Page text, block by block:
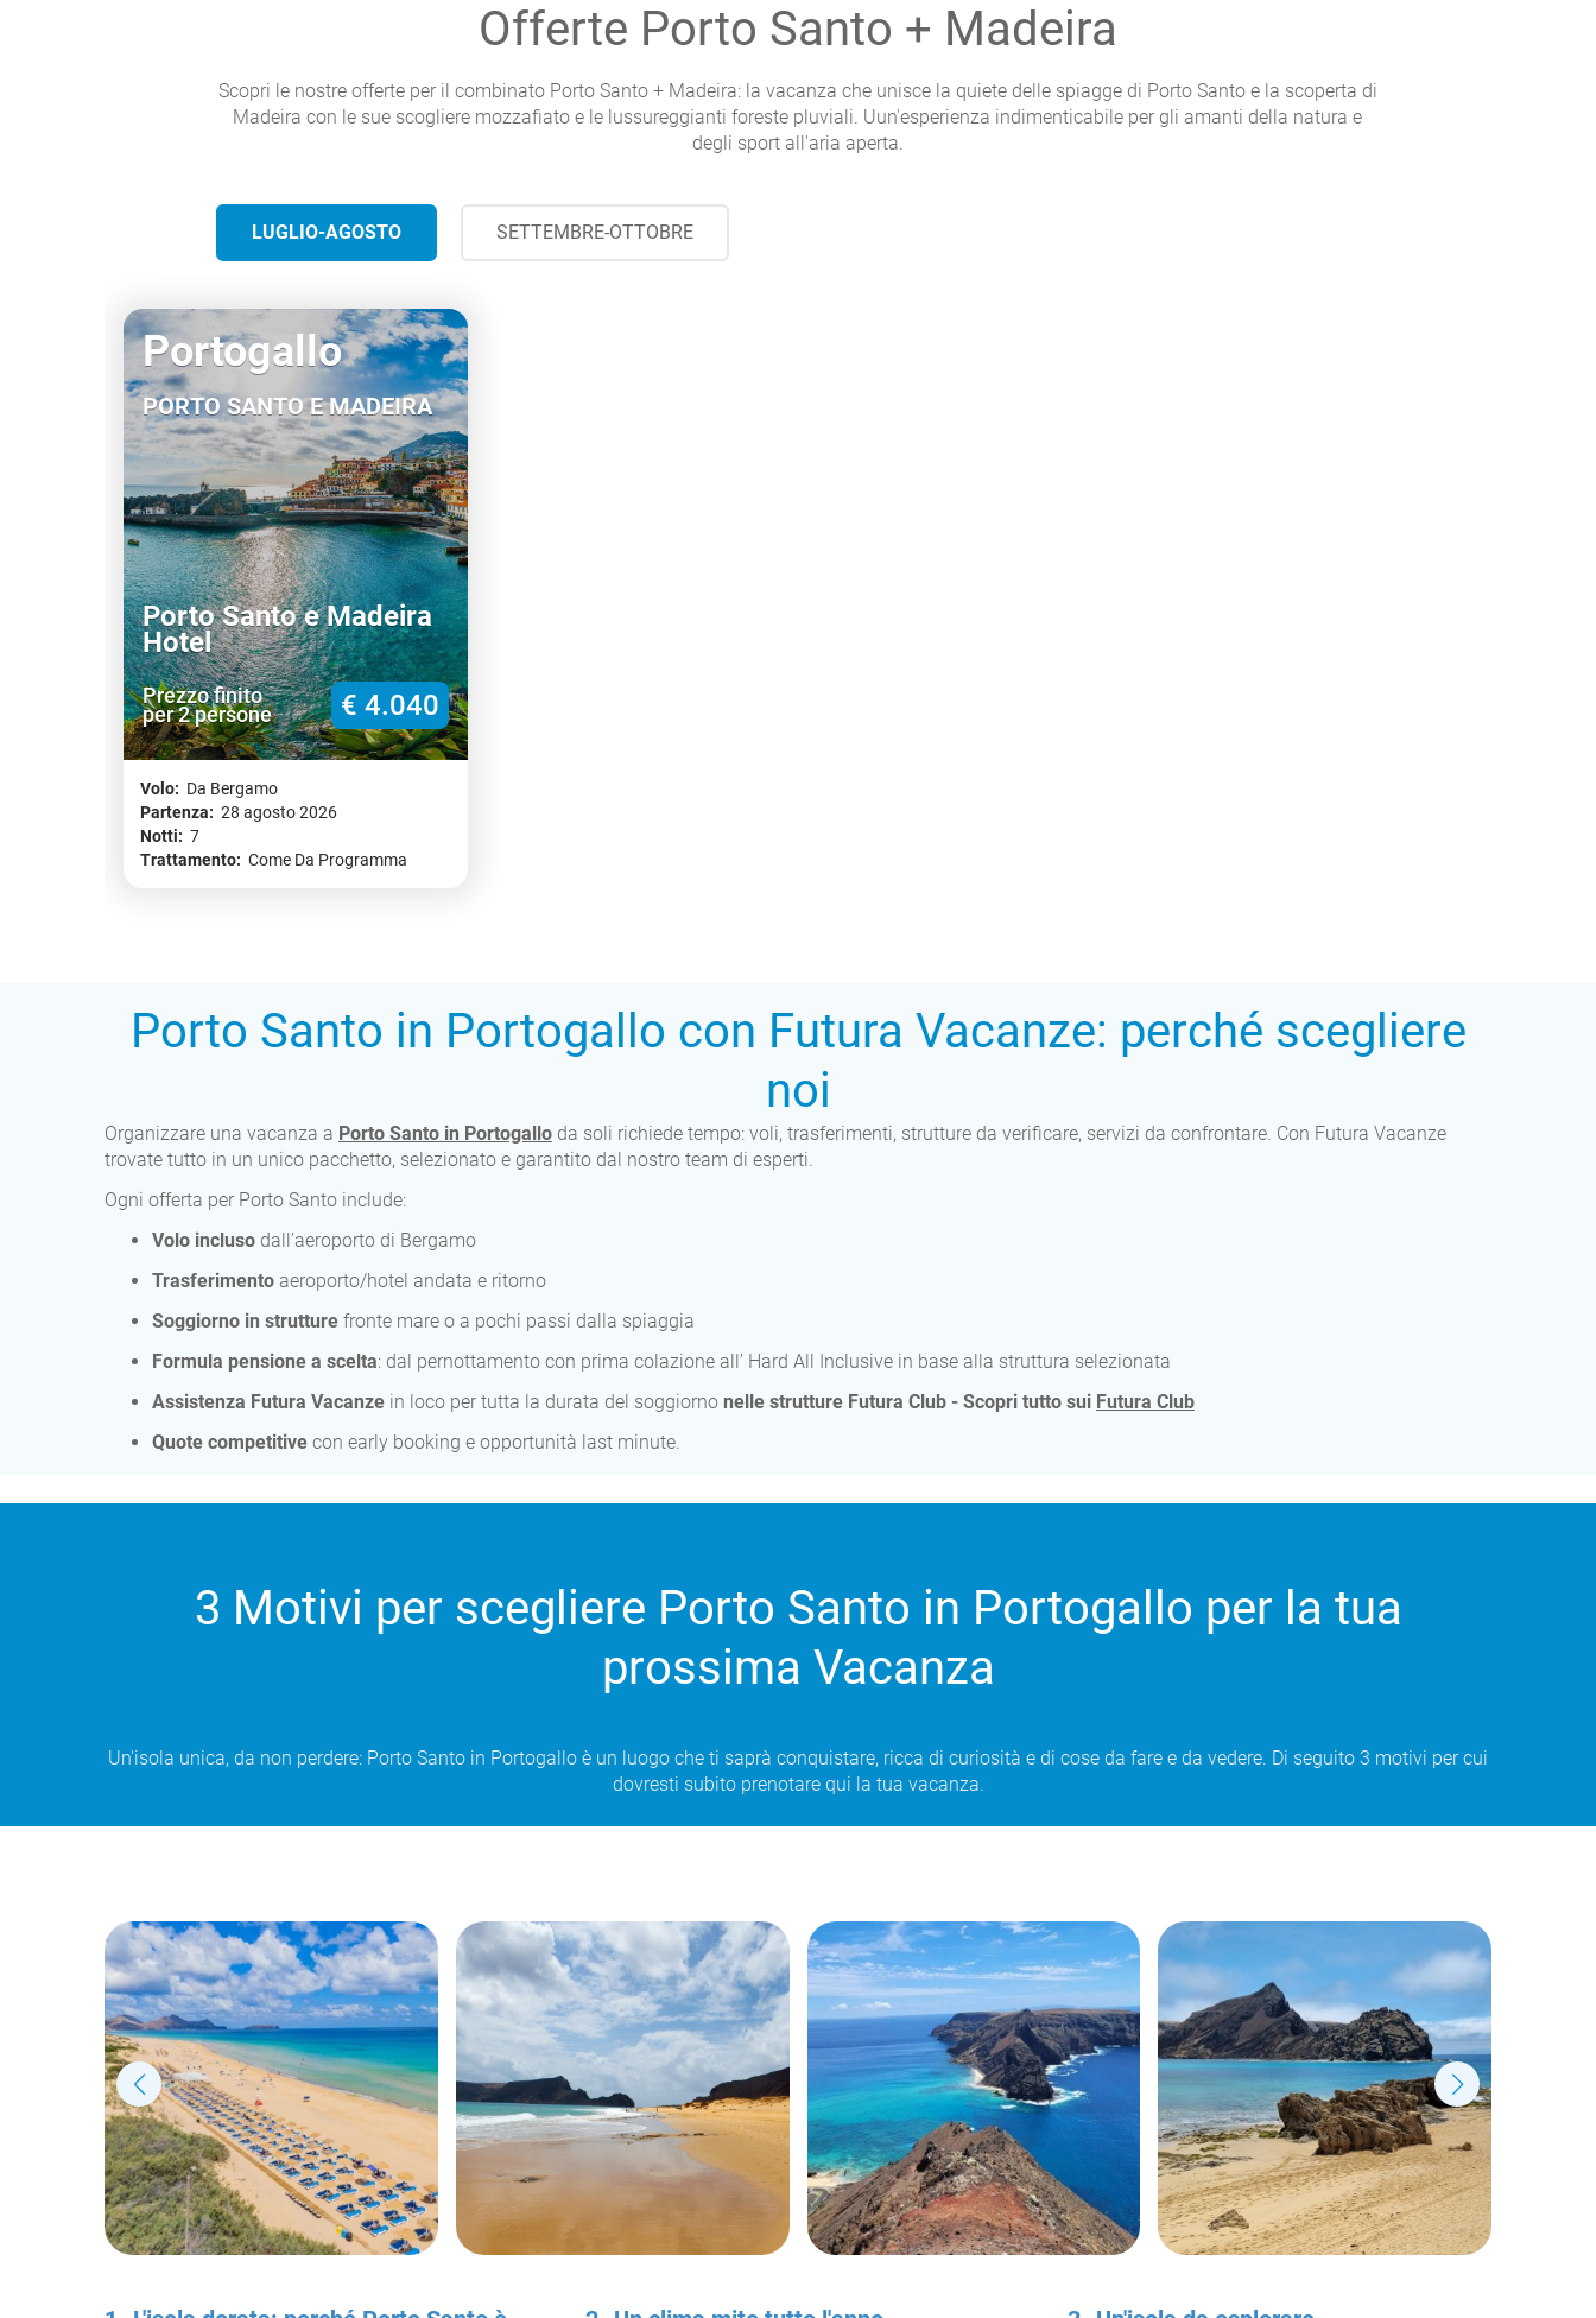
Offerte Porto Santo + Madeira
Scopri le nostre offerte per il combinato Porto Santo + Madeira: la vacanza che unisce la quiete delle spiagge di Porto Santo e la scoperta di
Madeira con le sue scogliere mozzafiato e le lussureggianti foreste pluviali. Uun'esperienza indimenticabile per gli amanti della natura e
degli sport all'aria aperta.
LUGLIO-AGOSTO SETTEMBRE-OTTOBRE
Portogallo
PORTO SANTO E MADEIRA
Porto Santo e Madeira
Hotel
Prezzo finito
per 2 persone € 4.040
Volo: Da Bergamo
Partenza: 28 agosto 2026
Notti: 7
Trattamento: Come Da Programma
Porto Santo in Portogallo con Futura Vacanze: perché scegliere
noi
Organizzare una vacanza a Porto Santo in Portogallo da soli richiede tempo: voli, trasferimenti, strutture da verificare, servizi da confrontare. Con Futura Vacanze
trovate tutto in un unico pacchetto, selezionato e garantito dal nostro team di esperti.
Ogni offerta per Porto Santo include:
Volo incluso dall’aeroporto di Bergamo
Trasferimento aeroporto/hotel andata e ritorno
Soggiorno in strutture fronte mare o a pochi passi dalla spiaggia
Formula pensione a scelta: dal pernottamento con prima colazione all’ Hard All Inclusive in base alla struttura selezionata
Assistenza Futura Vacanze in loco per tutta la durata del soggiorno nelle strutture Futura Club - Scopri tutto sui Futura Club
Quote competitive con early booking e opportunità last minute.
3 Motivi per scegliere Porto Santo in Portogallo per la tua
prossima Vacanza
Un'isola unica, da non perdere: Porto Santo in Portogallo è un luogo che ti saprà conquistare, ricca di curiosità e di cose da fare e da vedere. Di seguito 3 motivi per cui
dovresti subito prenotare qui la tua vacanza.